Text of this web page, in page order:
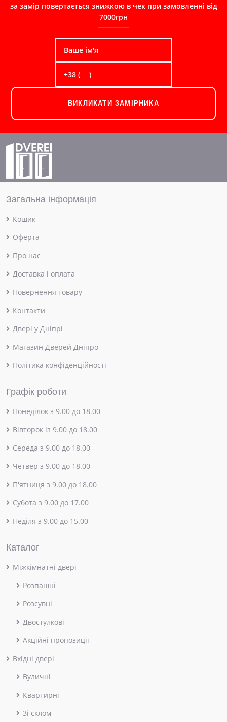
за замір повертається знижкою в чек при замовленні від
7000грн
ВИКЛИКАТИ ЗАМІРНИКА
Загальна інформація
Кошик
Оферта
Про нас
Доставка і оплата
Повернення товару
Контакти
Двері у Дніпрі
Магазин Дверей Дніпро
Політика конфіденційності
Графік роботи
Понеділок з 9.00 до 18.00
Вівторок із 9.00 до 18.00
Середа з 9.00 до 18.00
Четвер з 9.00 до 18.00
П'ятниця з 9.00 до 18.00
Субота з 9.00 до 17.00
Неділя з 9.00 до 15.00
Каталог
Міжкімнатні двері
Розпашні
Розсувні
Двостулкові
Акційні пропозиції
Вхідні двері
Вуличні
Квартирні
Зі склом